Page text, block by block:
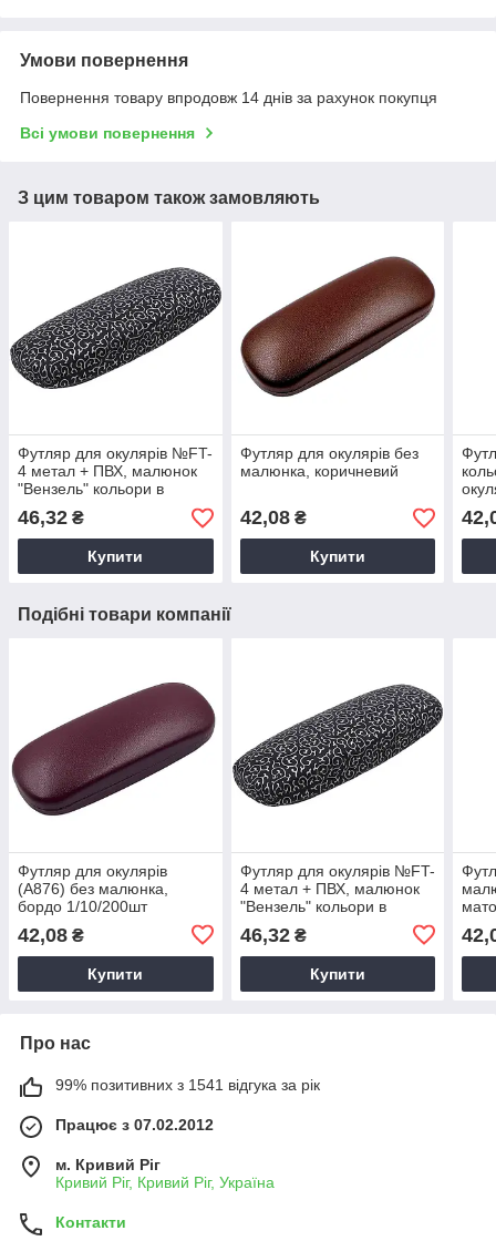
Умови повернення
Повернення товару впродовж 14 днів за рахунок покупця
Всі умови повернення
З цим товаром також замовляють
Футляр для окулярів №FT-
4 метал + ПВХ, малюнок
"Вензель" кольори в
асортименті Чохол з
візерунком
46,32 ₴
Купити
Футляр для окулярів без
малюнка, коричневий
42,08₴
Купити
Подібні товари компанії
Футляр для окулярів
(А876) без малюнка,
бордо 1/10/200шт
42,08 ₴
Купити
Футляр для окулярів №FT-
4 метал + ПВХ, малюнок
"Вензель" кольори в
візерунком
46,32₴
Купити
Про нас
99% позитивних з 1541 відгука за рік
Працює з 07.02.2012
м. Кривий Ріг
Кривий Ріг, Кривий Ріг, Україна
Контакти